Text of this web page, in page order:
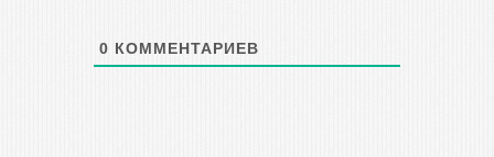
0 КОММЕНТАРИЕВ